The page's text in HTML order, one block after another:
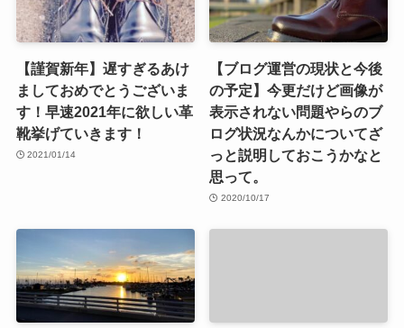
【謹賀新年】遅すぎるあけ
ましておめでとうございま
す！早速2021年に欲しい革
靴挙げていきます！
2021/01/14
【ブログ運営の現状と今後
の予定】今更だけど画像が
表示されない問題やらのブ
ログ状況なんかについてざ
っと説明しておこうかなと
思って。
2020/10/17